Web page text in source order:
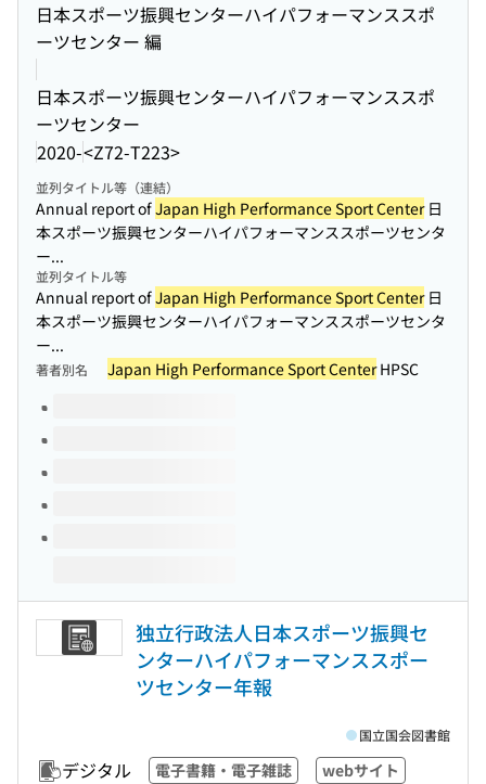
日本スポーツ振興センターハイパフォーマンススポ
ーツセンター 編
日本スポーツ振興センターハイパフォーマンススポ
ーツセンター
2020-<Z72-T223>
並列タイトル等（連結）
Annual report ofJapan High Performance Sport Center日
本スポーツ振興センターハイパフォーマンススポーツセンタ
ー...
並列タイトル等
Annual report ofJapan High Performance Sport Center日
本スポーツ振興センターハイパフォーマンススポーツセンタ
ー...
著者別名 Japan High Performance Sport CenterHPSC
このタイトルの巻号
独立行政法人日本スポーツ振興セ
ンターハイパフォーマンススポー
ツセンター年報
デジタル 電子書籍・電子雑誌 webサイト
国立国会図書館